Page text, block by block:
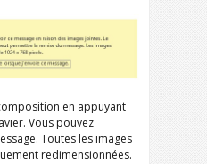
en appuyant
Vous pouvez
Toutes les images
redimensionnées.